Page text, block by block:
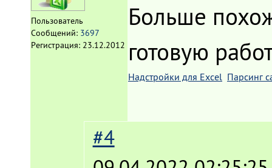
Пользователь
Сообщений: 3697
Регистрация: 23.12.2012
Больше
готовую
Надстройки для Excel Парсинг
#4